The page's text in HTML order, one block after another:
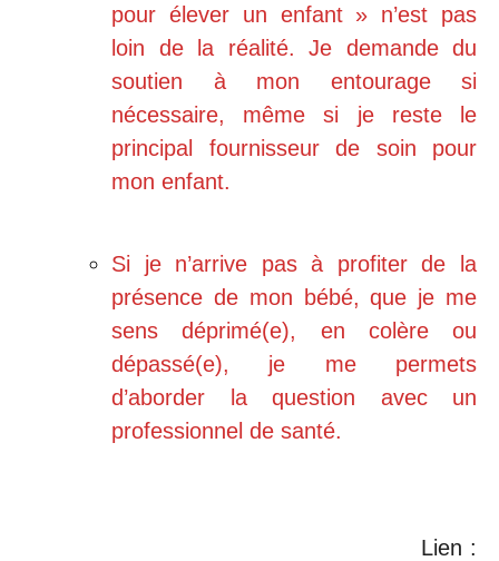
pour élever un enfant » n’est pas
loin de la réalité. Je demande du
soutien à mon entourage si
nécessaire, même si je reste le
principal fournisseur de soin pour
mon enfant.
Si je n’arrive pas à profiter de la
présence de mon bébé, que je me
sens déprimé(e), en colère ou
dépassé(e), je me permets
d’aborder la question avec un
professionnel de santé.
Lien :